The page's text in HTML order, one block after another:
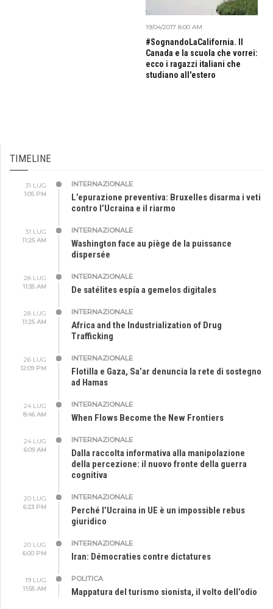
19/04/2017 8:00 AM
#SognandoLaCalifornia. Il
Canada e la scuola che vorrei:
ecco i ragazzi italiani che
studiano all'estero
TIMELINE
31 LUG
1:05 PM
INTERNAZIONALE
L’epurazione preventiva: Bruxelles disarma i veti
contro l’Ucraina e il riarmo
31 LUG
11:25 AM
INTERNAZIONALE
Washington face au piège de la puissance
dispersée
28 LUG
11:35 AM
INTERNAZIONALE
De satélites espía a gemelos digitales
28 LUG
11:25 AM
INTERNAZIONALE
Africa and the Industrialization of Drug
Trafficking
26 LUG
12:09 PM
INTERNAZIONALE
Flotilla e Gaza, Sa’ar denuncia la rete di sostegno
ad Hamas
24 LUG
8:46 AM
INTERNAZIONALE
When Flows Become the New Frontiers
24 LUG
6:09 AM
INTERNAZIONALE
Dalla raccolta informativa alla manipolazione
della percezione: il nuovo fronte della guerra
cognitiva
20 LUG
6:23 PM
INTERNAZIONALE
Perché l’Ucraina in UE è un impossible rebus
giuridico
20 LUG
6:00 PM
INTERNAZIONALE
Iran: Démocraties contre dictatures
19 LUG
11:55 AM
POLITICA
Mappatura del turismo sionista, il volto dell’odio